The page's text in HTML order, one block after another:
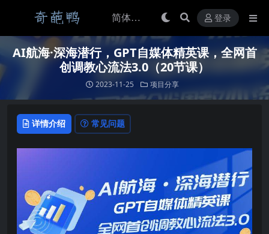
登录
AI航海·深海潜行，GPT自媒体精英课，全网首
创调教心流法3.0（20节课）
2023-11-25 项目分享
详情介绍 常见问题